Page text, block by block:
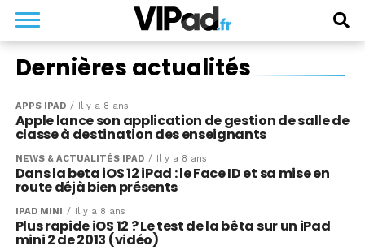
Dernières actualités
APPS IPAD Il y a 8 ans
Apple lance son application de gestion de salle de
classe à destination des enseignants
NEWS & ACTUALITÉS IPAD Il y a 8 ans
Dans la beta iOS 12 iPad : le Face ID et sa mise en
route déjà bien présents
IPAD MINI Il y a 8 ans
Plus rapide iOS 12 ? Le test de la bêta sur un iPad
mini 2 de 2013 (vidéo)